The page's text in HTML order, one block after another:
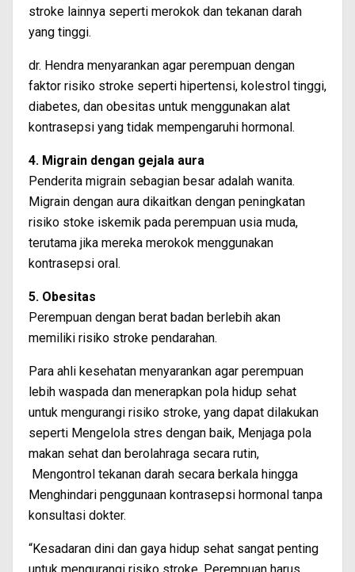
stroke lainnya seperti merokok dan tekanan darah
yang tinggi.
dr. Hendra menyarankan agar perempuan dengan
faktor risiko stroke seperti hipertensi, kolestrol tinggi,
diabetes, dan obesitas untuk menggunakan alat
kontrasepsi yang tidak mempengaruhi hormonal.
4. Migrain dengan gejala aura
Penderita migrain sebagian besar adalah wanita.
Migrain dengan aura dikaitkan dengan peningkatan
risiko stoke iskemik pada perempuan usia muda,
terutama jika mereka merokok menggunakan
kontrasepsi oral.
5. Obesitas
Perempuan dengan berat badan berlebih akan
memiliki risiko stroke pendarahan.
Para ahli kesehatan menyarankan agar perempuan
lebih waspada dan menerapkan pola hidup sehat
untuk mengurangi risiko stroke, yang dapat dilakukan
seperti Mengelola stres dengan baik, Menjaga pola
makan sehat dan berolahraga secara rutin,
Mengontrol tekanan darah secara berkala hingga
Menghindari penggunaan kontrasepsi hormonal tanpa
konsultasi dokter.
“Kesadaran dini dan gaya hidup sehat sangat penting